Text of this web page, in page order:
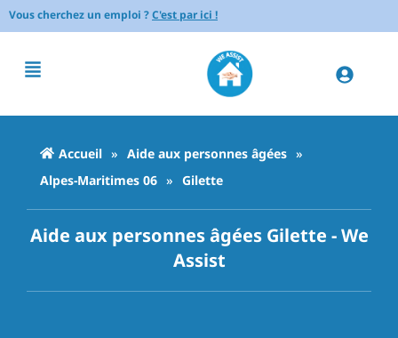
Vous cherchez un emploi ?C'est par ici !
Accueil » Aide aux personnes âgées »
Alpes-Maritimes 06 » Gilette
Aide aux personnes âgées Gilette - We
Assist